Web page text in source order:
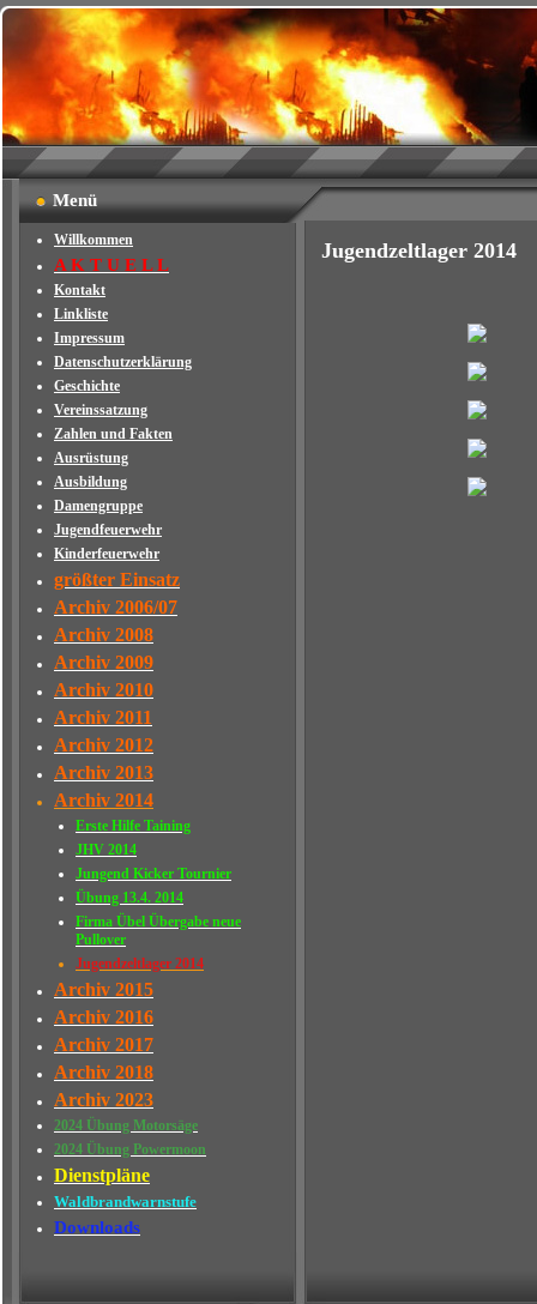
Menü
Willkommen
A K T U E L L
Kontakt
Linkliste
Impressum
Datenschutzerklärung
Geschichte
Vereinssatzung
Zahlen und Fakten
Ausrüstung
Ausbildung
Damengruppe
Jugendfeuerwehr
Kinderfeuerwehr
größter Einsatz
Archiv 2006/07
Archiv 2008
Archiv 2009
Archiv 2010
Archiv 2011
Archiv 2012
Archiv 2013
Archiv 2014
Erste Hilfe Taining
JHV 2014
Jungend Kicker Tournier
Übung 13.4. 2014
Firma Übel Übergabe neue
Pullover
Jugendzeltlager 2014
Archiv 2015
Archiv 2016
Archiv 2017
Archiv 2018
Archiv 2023
2024 Übung Motorsäge
2024 Übung Powermoon
Dienstpläne
Waldbrandwarnstufe
Downloads
Jugendzeltlager 2014